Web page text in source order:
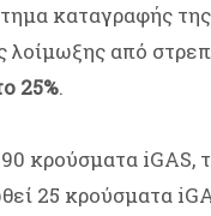
καταγραφής
λοίμωξης από
25%.
κρούσματα iGAS,
25 κρούσματα